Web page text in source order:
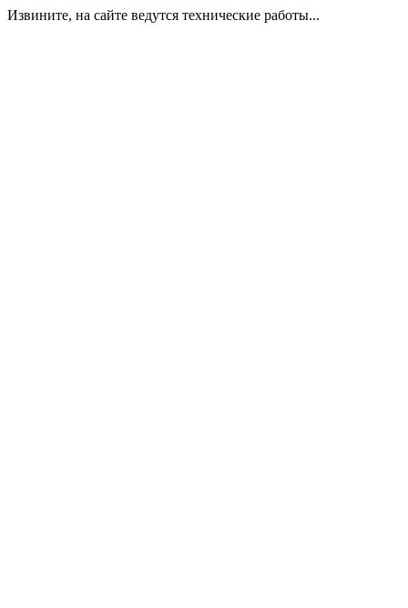
Извините, на сайте ведутся технические работы...